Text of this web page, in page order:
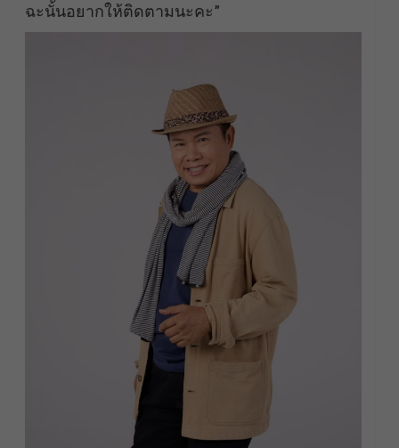
ฉะนั้นอยากให้ติดตามนะคะ”